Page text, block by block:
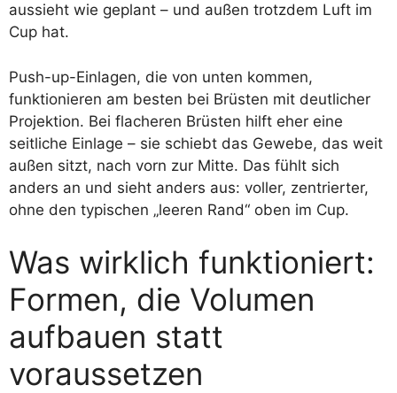
aussieht wie geplant – und außen trotzdem Luft im
Cup hat.
Push-up-Einlagen, die von unten kommen,
funktionieren am besten bei Brüsten mit deutlicher
Projektion. Bei flacheren Brüsten hilft eher eine
seitliche Einlage – sie schiebt das Gewebe, das weit
außen sitzt, nach vorn zur Mitte. Das fühlt sich
anders an und sieht anders aus: voller, zentrierter,
ohne den typischen „leeren Rand“ oben im Cup.
Was wirklich funktioniert:
Formen, die Volumen
aufbauen statt
voraussetzen